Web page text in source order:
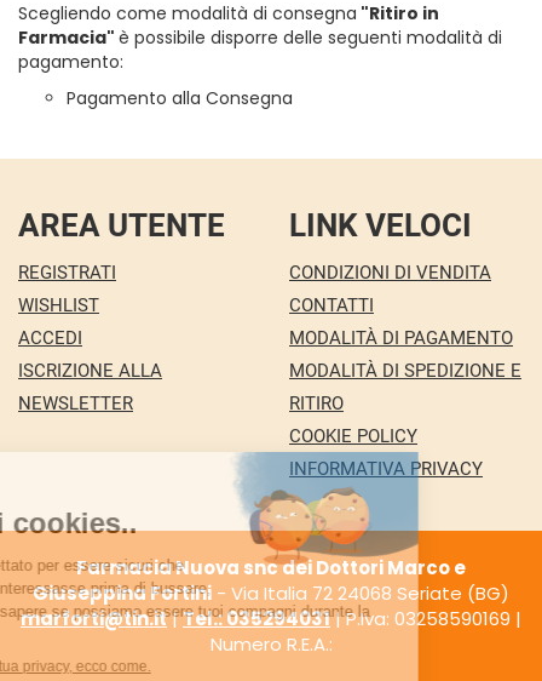
Scegliendo come modalità di consegna "Ritiro in
Farmacia" è possibile disporre delle seguenti modalità di
pagamento:
Pagamento alla Consegna
AREA UTENTE
REGISTRATI
WISHLIST
ACCEDI
ISCRIZIONE ALLA
NEWSLETTER
LINK VELOCI
CONDIZIONI DI VENDITA
CONTATTI
MODALITÀ DI PAGAMENTO
MODALITÀ DI SPEDIZIONE E
RITIRO
COOKIE POLICY
INFORMATIVA PRIVACY
Farmacia Nuova snc dei Dottori Marco e
Giuseppina Fortini - Via Italia 72 24068 Seriate (BG)
marforti@tin.it|Tel.: 035294031| P.Iva: 03258590169 |
Numero R.E.A.: